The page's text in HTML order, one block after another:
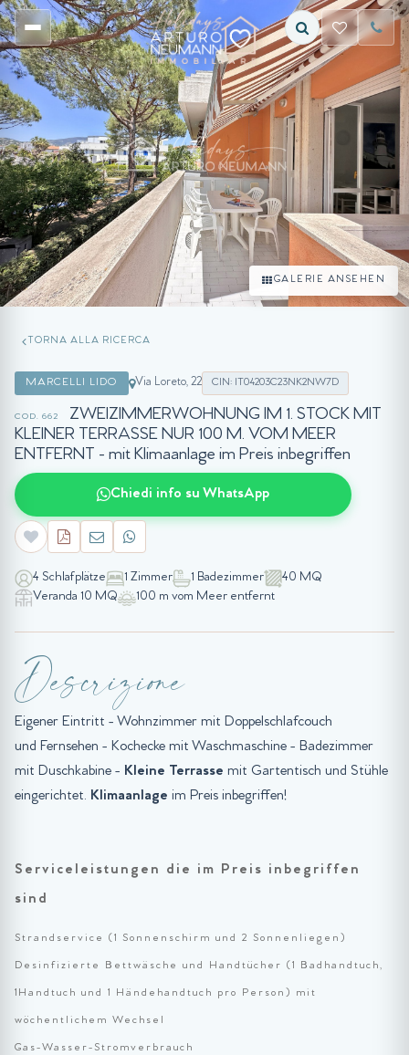
GALERIE ANSEHEN
TORNA ALLA RICERCA
MARCELLI LIDO Via Loreto, 22 CIN: IT04203C23NK2NW7D
COD. 662
ZWEIZIMMERWOHNUNG IM 1. STOCK MIT
KLEINER TERRASSE NUR 100 M. VOM MEER
ENTFERNT - mit Klimaanlage im Preis inbegriffen
Chiedi info su WhatsApp
4 Schlafplätze 1 Zimmer 1 Badezimmer
40 MQ
Veranda 10 MQ
100 m vom Meer entfernt
Descrizione
Eigener Eintritt - Wohnzimmer mit Doppelschlafcouch
und Fernsehen - Kochecke mit Waschmaschine - Badezimmer
mit Duschkabine - Kleine Terrasse mit Gartentisch und Stühle
eingerichtet. Klimaanlage im Preis inbegriffen!
Serviceleistungen die im Preis inbegriffen
sind
Strandservice (1 Sonnenschirm und 2 Sonnenliegen)
Desinfizierte Bettwäsche und Handtücher (1 Badhandtuch,
1Handtuch und 1 Händehandtuch pro Person) mit
wöchentlichem Wechsel
Gas-Wasser-Stromverbrauch